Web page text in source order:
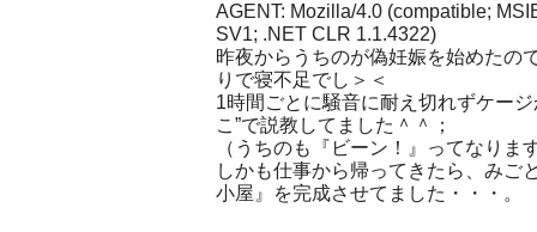
AGENT: Mozilla/4.0 (compatible;
SV1; .NET CLR 1.1.4322)
昨夜からうちのが偽妊娠を始めたの
りで寝不足でし＞＜
1時間ごとに騒音に耐え切れずケー
こ”で説教してました＾＾；
（うちのも『ビーン！』ってなり
しかも仕事から帰ってきたら、みご
小屋』を完成させてました・・・。